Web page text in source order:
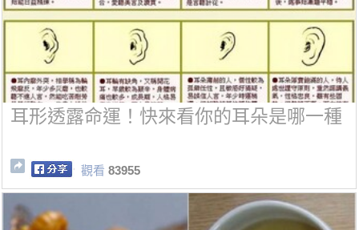
耳形透露命運！快來看你的耳朵是哪一種
觀看 83955